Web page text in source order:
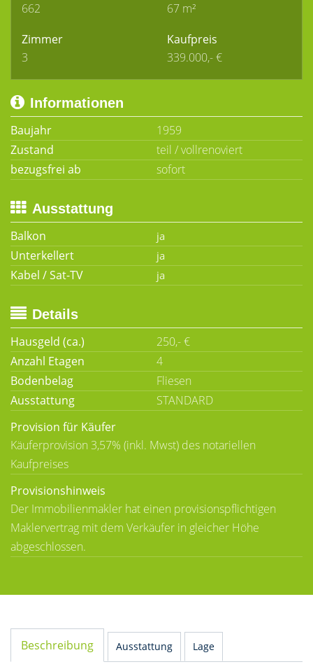
662
67 m²
Zimmer
3
Kaufpreis
339.000,- €
Informationen
Baujahr
1959
Zustand
teil / vollrenoviert
bezugsfrei ab
sofort
Ausstattung
Balkon
Unterkellert
Kabel / Sat-TV
Details
Hausgeld (ca.)
250,- €
Anzahl Etagen
4
Bodenbelag
Fliesen
Ausstattung
STANDARD
Provision für Käufer
Käuferprovision 3,57% (inkl. Mwst) des notariellen
Kaufpreises
Provisionshinweis
Der Immobilienmakler hat einen provisionspflichtigen
Maklervertrag mit dem Verkäufer in gleicher Höhe
abgeschlossen.
Beschreibung Ausstattung Lage